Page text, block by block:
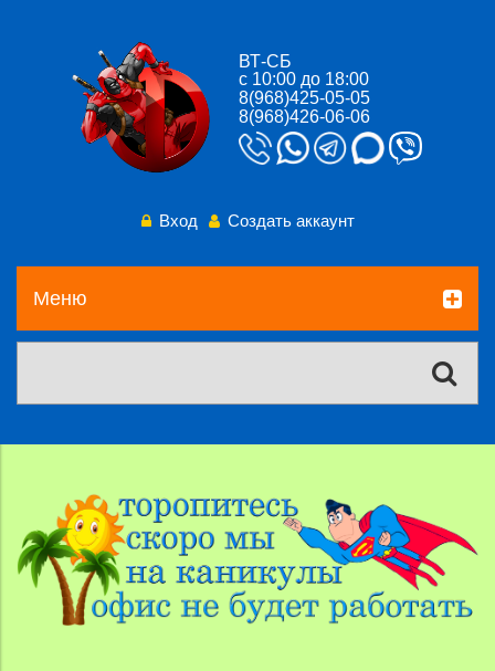
ВТ-СБ
с 10:00 до 18:00
8(968)425-05-05
8(968)426-06-06
Вход Создать аккаунт
Меню